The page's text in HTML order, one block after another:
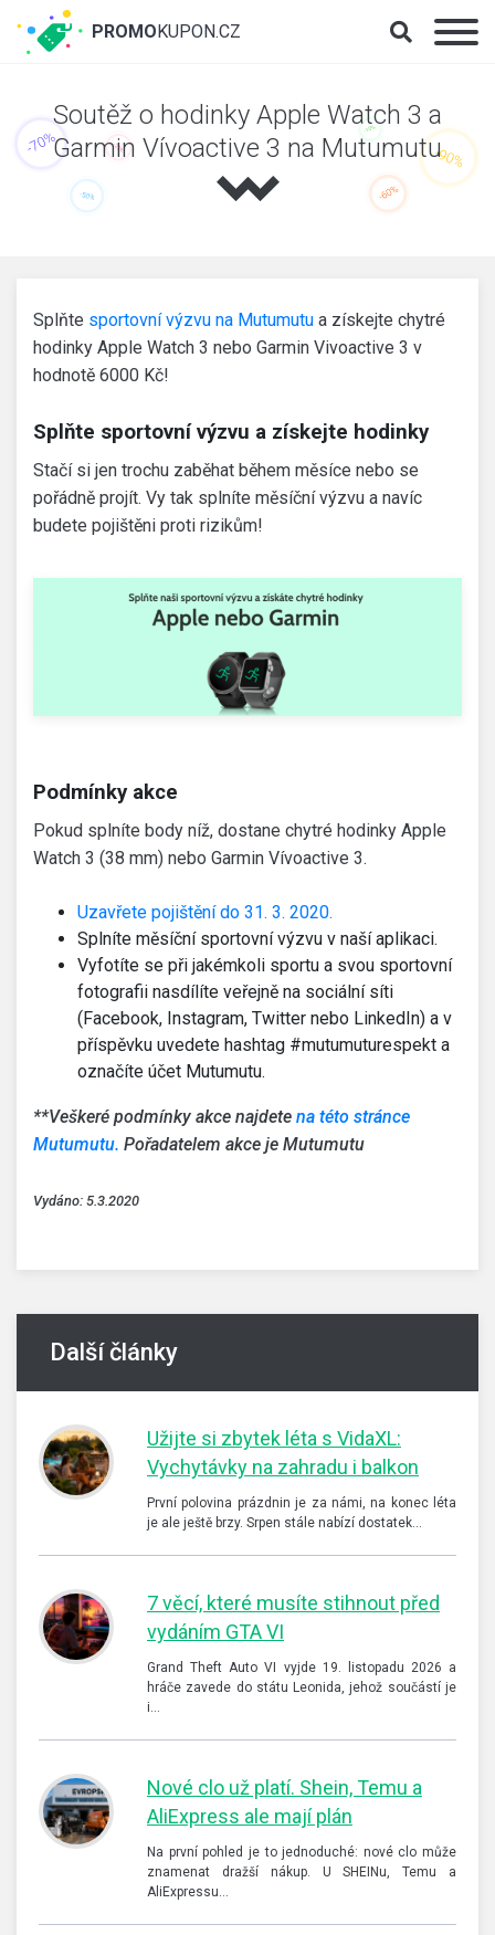
Soutěž o hodinky Apple Watch 3 a
Garmin Vívoactive 3 na Mutumutu
Splňte sportovní výzvu na Mutumutu a získejte chytré
hodinky Apple Watch 3 nebo Garmin Vivoactive 3 v
hodnotě 6000 Kč!
Splňte sportovní výzvu a získejte hodinky
Stačí si jen trochu zaběhat během měsíce nebo se
pořádně projít. Vy tak splníte měsíční výzvu a navíc
budete pojištěni proti rizikům!
Podmínky akce
Pokud splníte body níž, dostane chytré hodinky Apple
Watch 3 (38 mm) nebo Garmin Vívoactive 3.
Uzavřete pojištění do 31. 3. 2020.
Splníte měsíční sportovní výzvu v naší aplikaci.
Vyfotíte se při jakémkoli sportu a svou sportovní
fotografii nasdílíte veřejně na sociální síti
(Facebook, Instagram, Twitter nebo LinkedIn) a v
příspěvku uvedete hashtag #mutumuturespekt a
označíte účet Mutumutu.
**Veškeré podmínky akce najdete na této stránce
Mutumutu. Pořadatelem akce je Mutumutu
Vydáno: 5.3.2020
Další články
Užijte si zbytek léta s VidaXL:
Vychytávky na zahradu i balkon
První polovina prázdnin je za námi, na konec léta
je ale ještě brzy. Srpen stále nabízí dostatek…
7 věcí, které musíte stihnout před
vydáním GTA VI
Grand Theft Auto VI vyjde 19. listopadu 2026 a
hráče zavede do státu Leonida, jehož součástí je
i…
Nové clo už platí. Shein, Temu a
AliExpress ale mají plán
Na první pohled je to jednoduché: nové clo může
znamenat dražší nákup. U SHEINu, Temu a
AliExpressu…
PROMOKUPON.CZ